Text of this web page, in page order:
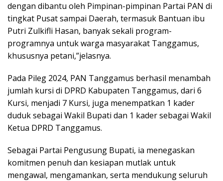
dengan dibantu oleh Pimpinan-pimpinan Partai PAN di
tingkat Pusat sampai Daerah, termasuk Bantuan ibu
Putri Zulkifli Hasan, banyak sekali program-
programnya untuk warga masyarakat Tanggamus,
khususnya petani,”jelasnya.
Pada Pileg 2024, PAN Tanggamus berhasil menambah
jumlah kursi di DPRD Kabupaten Tanggamus, dari 6
Kursi, menjadi 7 Kursi, juga menempatkan 1 kader
duduk sebagai Wakil Bupati dan 1 kader sebagai Wakil
Ketua DPRD Tanggamus.
Sebagai Partai Pengusung Bupati, ia menegaskan
komitmen penuh dan kesiapan mutlak untuk
mengawal, mengamankan, serta mendukung seluruh